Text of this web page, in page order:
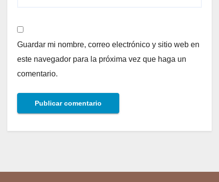
Guardar mi nombre, correo electrónico y sitio web en
este navegador para la próxima vez que haga un
comentario.